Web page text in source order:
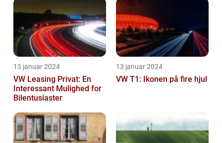
13 januar 2024
VW Leasing Privat: En
Interessant Mulighed for
Bilentusiaster
13 januar 2024
VW T1: Ikonen på fire hjul